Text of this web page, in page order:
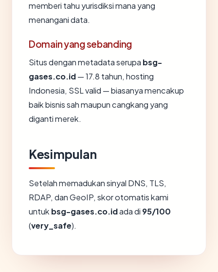
memberi tahu yurisdiksi mana yang
menangani data.
Domain yang sebanding
Situs dengan metadata serupa bsg-
gases.co.id— 17.8 tahun, hosting
Indonesia, SSL valid — biasanya mencakup
baik bisnis sah maupun cangkang yang
diganti merek.
Kesimpulan
Setelah memadukan sinyal DNS, TLS,
RDAP, dan GeoIP, skor otomatis kami
untuk bsg-gases.co.idada di 95/100
(very_safe).